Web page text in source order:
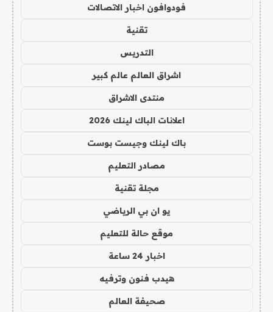
فودوافون اخبار الاتصالات
تقنية
التدريس
اشراق العالم عالم كبير
منتدى الاشراق
اعلانات الباك لينك 2026
باك لينك وجيست بوست
مصادر التعليم
مجلة تقنية
يو ان بي الرياضي
موقع حالة للتعليم
اخبار 24 ساعة
هيدب فنون وترفيه
صحيفة العالم